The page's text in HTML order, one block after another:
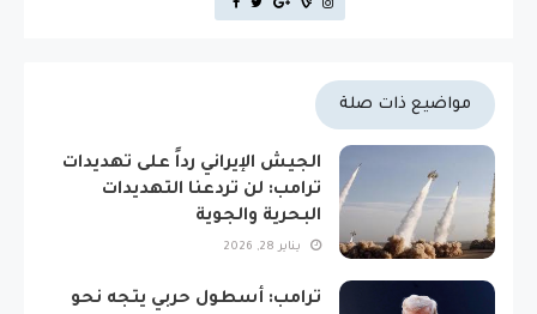
مواضيع ذات صلة
الجيش الإيراني رداً على تهديدات
ترامب: لن تردعنا التهديدات
البحرية والجوية
يناير 28, 2026
ترامب: أسطول حربي يتجه نحو